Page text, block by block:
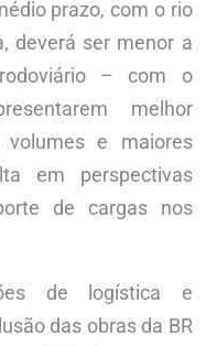
prazo, com o rio
deverá ser menor a
– com o
melhor
volumes e maiores
em perspectivas
de cargas nos
de logística e
das obras da BR